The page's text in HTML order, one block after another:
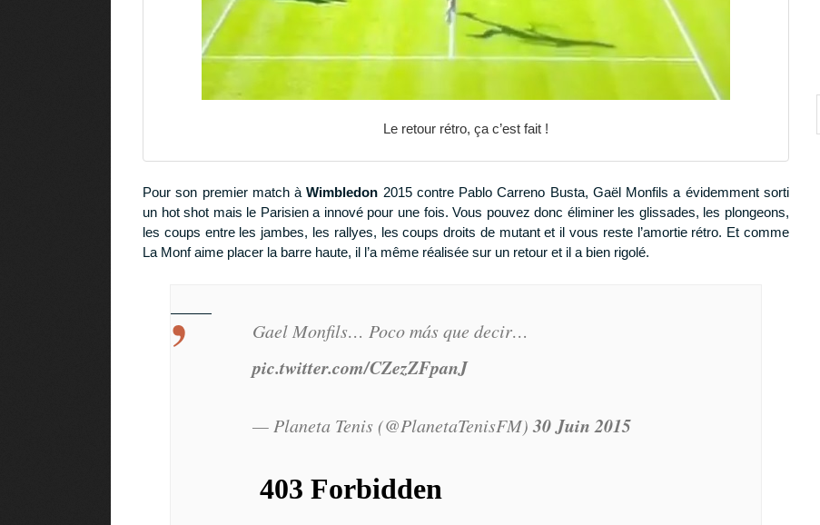
Le retour rétro, ça c’est fait !
Pour son premier match àWimbledon 2015 contre Pablo Carreno Busta, Gaël Monfils a évidemment sorti
un hot shot mais le Parisien a innové pour une fois. Vous pouvez donc éliminer les glissades, les plongeons,
les coups entre les jambes, les rallyes, les coups droits de mutant et il vous reste l’amortie rétro. Et comme
La Monf aime placer la barre haute, il l’a même réalisée sur un retour et il a bien rigolé.
Gael Monfils… Poco más que decir…
pic.twitter.com/CZezZFpanJ
— Planeta Tenis (@PlanetaTenisFM)30 Juin 2015